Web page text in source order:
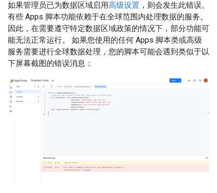
如果管理员已为数据区域启用高级设置 ，则会发生此错误。
有些 Apps 脚本功能依赖于在全球范围内处理数据的服务。
因此，在需要遵守特定数据区域政策的情况下，部分功能可
能无法正常运行。 如果您使用的任何 Apps 脚本类或高级
服务需要进行全球数据处理，您的脚本可能会遇到类似于以
下屏幕截图的错误消息：